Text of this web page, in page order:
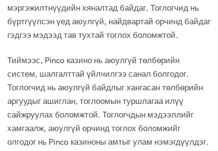
мэргэжилтнүүдийн хяналтад байдаг. Тоглогчид нь
бүртгүүлсэн үед аюулгүй, найдвартай орчинд байдаг
гэдгээ мэдээд тав тухтай тоглох боломжтой.
Тиймээс, Pinco казино нь аюулгүй төлбөрийн
систем, шалгалттай үйлчилгээ санал болгодог.
Тоглогчид нь аюулгүй байдлыг хангасан төлбөрийн
аргуудыг ашиглан, тоглоомын туршлагаа илүү
сайжруулах боломжтой. Тоглогчдын мэдээллийг
хамгаалж, аюулгүй орчинд тоглох боломжийг
олгодог нь Pinco казиноны амтыг улам нэмэгдүүлдэг.